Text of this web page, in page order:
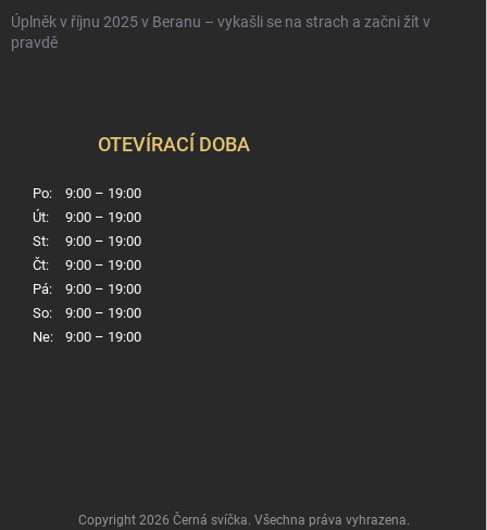
Úplněk v říjnu 2025 v Beranu – vykašli se na strach a začni žít v
pravdě
OTEVÍRACÍ DOBA
Po:
9:00 – 19:00
Út:
9:00 – 19:00
St:
9:00 – 19:00
Čt:
9:00 – 19:00
Pá:
9:00 – 19:00
So:
9:00 – 19:00
Ne:
9:00 – 19:00
Copyright 2026 Černá svíčka. Všechna práva vyhrazena.